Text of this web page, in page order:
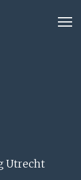
Utrecht